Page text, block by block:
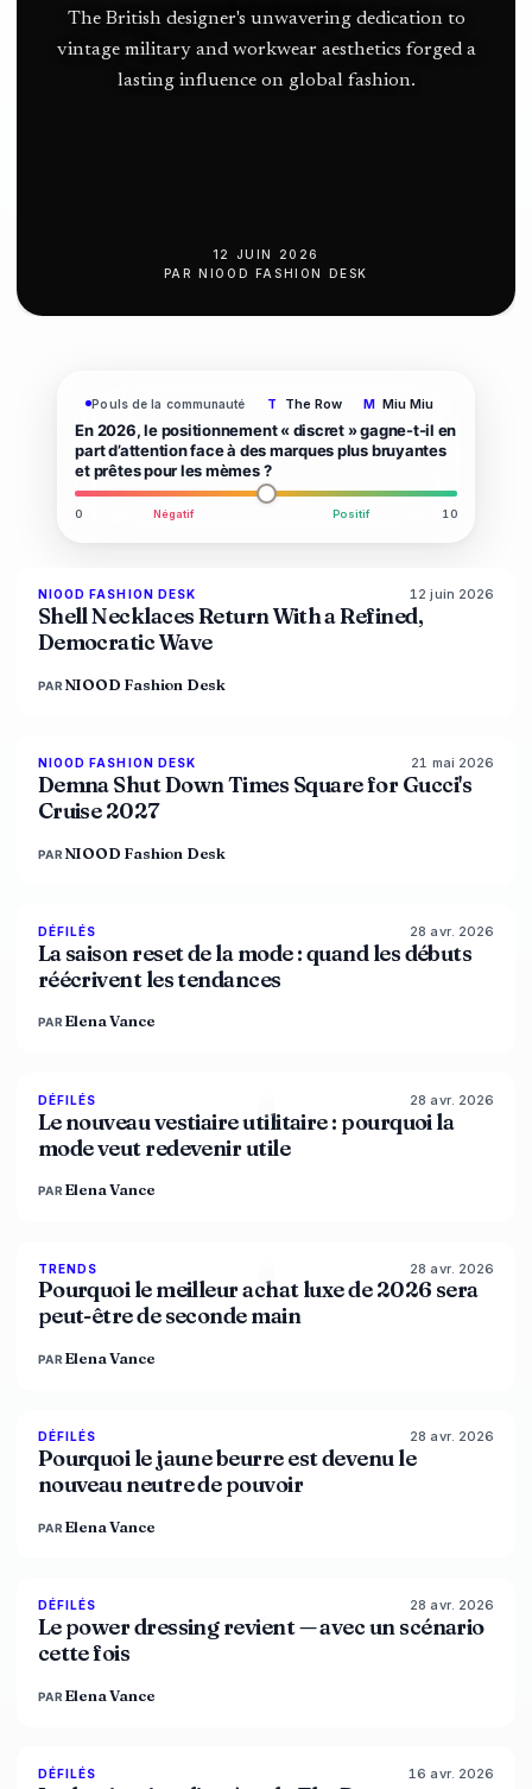
Nord
The British designer's unwavering dedication to
vintage military and workwear aesthetics forged a
lasting influence on global fashion.
12 JUIN 2026
PAR
NIOOD FASHION DESK
Pouls de la communauté T The Row M Miu Miu
En 2026, le positionnement « discret » gagne-t-il en
part d’attention face à des marques plus bruyantes
et prêtes pour les mèmes ?
0 Négatif Positif 10
LIVE BRIEF
NIOOD FASHION DESK 12 juin 2026
Shell Necklaces Return With a Refined,
Democratic Wave
PAR NIOOD Fashion Desk
LIVE BRIEF
NIOOD FASHION DESK 21 mai 2026
Demna Shut Down Times Square for Gucci's
Cruise 2027
PAR NIOOD Fashion Desk
88% 72
DÉFILÉS 28 avr. 2026
La saison reset de la mode : quand les débuts
réécrivent les tendances
PAR Elena Vance
87% 47
DÉFILÉS 28 avr. 2026
Le nouveau vestiaire utilitaire : pourquoi la
mode veut redevenir utile
PAR Elena Vance
89% 49
TRENDS 28 avr. 2026
Pourquoi le meilleur achat luxe de 2026 sera
peut-être de seconde main
PAR Elena Vance
86% 86
DÉFILÉS 28 avr. 2026
Pourquoi le jaune beurre est devenu le
nouveau neutre de pouvoir
PAR Elena Vance
86% 61
DÉFILÉS 28 avr. 2026
Le power dressing revient — avec un scénario
cette fois
PAR Elena Vance
93% 67
DÉFILÉS 16 avr. 2026